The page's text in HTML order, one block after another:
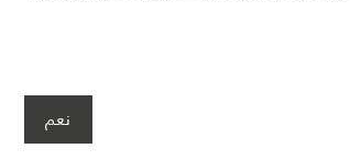
المواصفات الحالية بالكامل بالنسبة إلى الميزات
نعم